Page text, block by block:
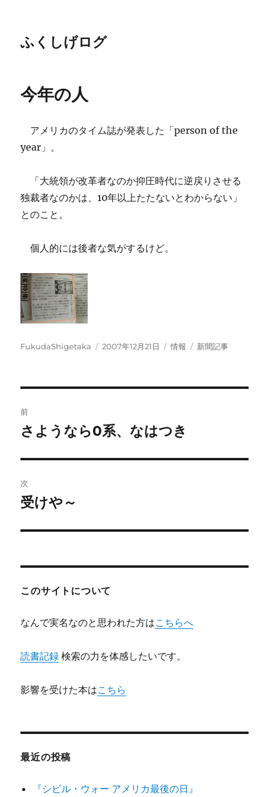
ふくしげログ
今年の人
アメリカのタイム誌が発表した「person of the
year」。
「大統領が改革者なのか抑圧時代に逆戻りさせる
独裁者なのかは、10年以上たたないとわからない」
とのこと。
個人的には後者な気がするけど。
投
FukudaShigetaka
投
2007年12月21日
カ
情報
タ
新聞記事
稿
ビ
ゲ
ー
前
前
投
稿:
さようなら0系、なはつき
次
次
投
受けや～
このサイトについて
なんで実名なのと思われた方はこちらへ
読書記録 検索の力を体感したいです。
影響を受けた本はこちら
最近の投稿
『シビル・ウォー アメリカ最後の日』